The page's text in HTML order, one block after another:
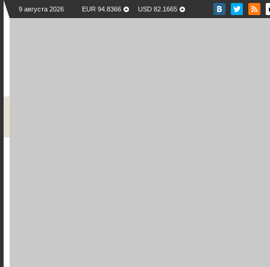
9 августа 2026 EUR 94.8366 USD 82.1665